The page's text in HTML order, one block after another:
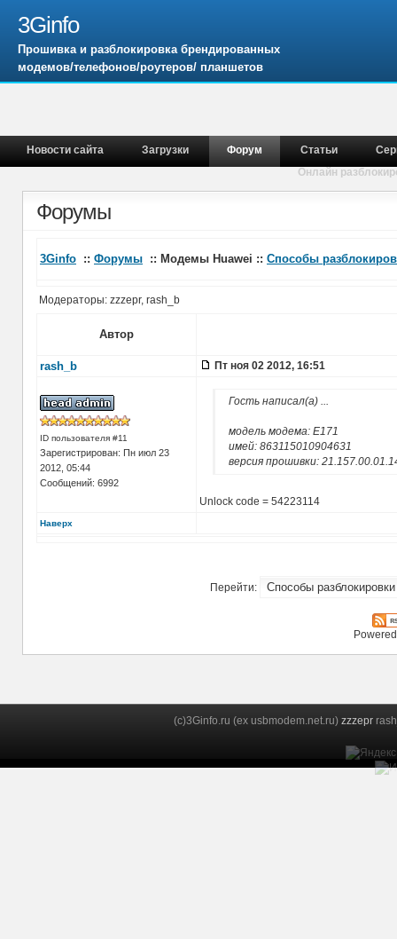
3Ginfo
Прошивка и разблокировка брендированных
модемов/телефонов/роутеров/ планшетов
Новости сайта Загрузки Форум Статьи
Онлайн
Форумы
3Ginfo :: Форумы :: Модемы Huawei :: Способы
Модераторы: zzzepr, rash_b
Автор
rash_b Пт ноя 02 2012, 16:51
ID пользователя #11
Зарегистрирован: Пн июл 23
2012, 05:44
Сообщений: 6992
Гость написал(а) ...
модель модема: E171
имей: 863115010904631
версия прошивки:
Unlock code = 54223114
Наверх
Перейти:
(c)3Ginfo.ru (ex usbmodem.net.ru) zzzepr